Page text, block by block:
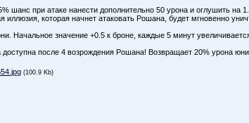
шанс при атаке нанести дополнительно 50 урона и оглушить на
иллюзия, которая начнет атаковать Рошана, будет мгновенно
Начальное значение +0.5 к броне, каждые 5 минут
доступна после 4 возрождения Рошана! Возвращает 20% урона
(100.9 Kb)